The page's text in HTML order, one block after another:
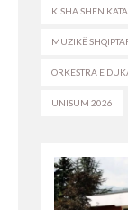
KISHA SHEN
MUZIKË
ORKESTRA E
UNISUM 2026